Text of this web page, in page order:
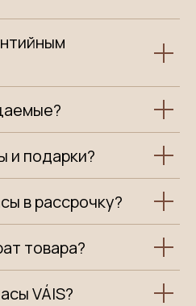
и подарки?
в рассрочку?
товара?
VÁIS?